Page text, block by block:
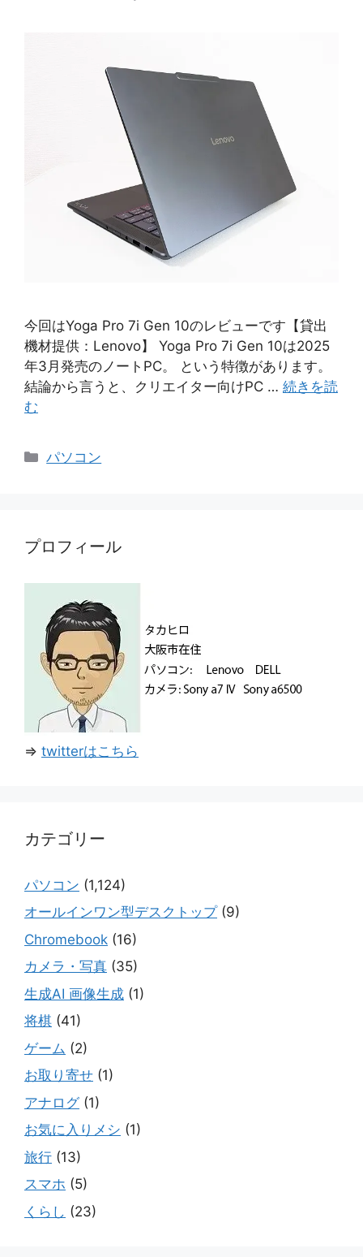
今回はYoga Pro 7i Gen 10のレビューです【貸出
機材提供：Lenovo】 Yoga Pro 7i Gen 10は2025
年3月発売のノートPC。 という特徴があります。
結論から言うと、クリエイター向けPC … 続きを読
む
カ
パソコン
プロフィール
⇒ twitterはこちら
カテゴリー
パソコン (1,124)
オールインワン型デスクトップ(9)
Chromebook (16)
カメラ・写真 (35)
生成AI 画像生成 (1)
将棋 (41)
ゲーム (2)
お取り寄せ (1)
アナログ(1)
お気に入りメシ (1)
旅行 (13)
スマホ (5)
くらし (23)